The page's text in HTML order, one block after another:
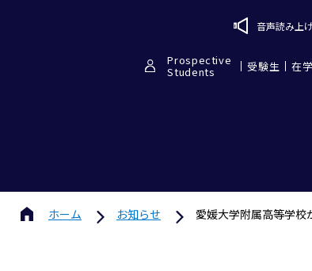
音声読み上
Prospective
Students 受験生 在
ホーム お知らせ 愛媛大学附属高等学校